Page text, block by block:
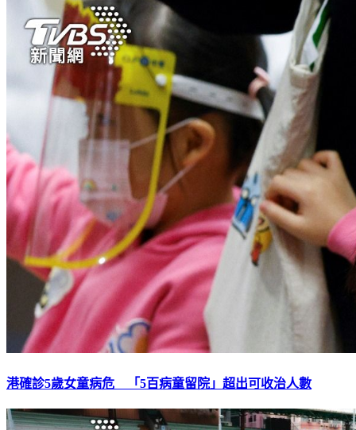
港確診5歲女童病危 「5百病童留院」超出可收治人數